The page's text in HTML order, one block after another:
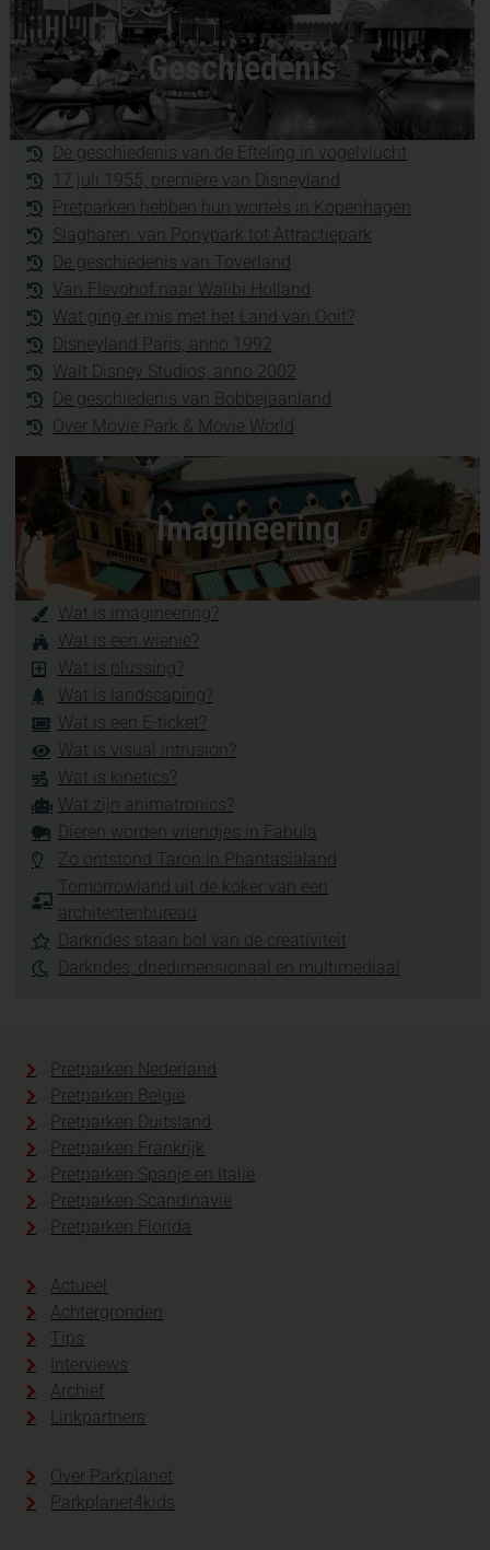
Geschiedenis
De geschiedenis van de Efteling in vogelvlucht
17 juli 1955, première van Disneyland
Pretparken hebben hun wortels in Kopenhagen
Slagharen: van Ponypark tot Attractiepark
De geschiedenis van Toverland
Van Flevohof naar Walibi Holland
Wat ging er mis met het Land van Ooit?
Disneyland Paris, anno 1992
Walt Disney Studios, anno 2002
De geschiedenis van Bobbejaanland
Over Movie Park & Movie World
Imagineering
Wat is imagineering?
Wat is een wienie?
Wat is plussing?
Wat is landscaping?
Wat is een E-ticket?
Wat is visual intrusion?
Wat is kinetics?
Wat zijn animatronics?
Dieren worden vriendjes in Fabula
Zo ontstond Taron in Phantasialand
Tomorrowland uit de koker van een
architectenbureau
Darkrides staan bol van de creativiteit
Darkrides, driedimensionaal en multimediaal
Pretparken Nederland
Pretparken België
Pretparken Duitsland
Pretparken Frankrijk
Pretparken Spanje en Italië
Pretparken Scandinavië
Pretparken Florida
Actueel
Achtergronden
Tips
Interviews
Archief
Linkpartners
Over Parkplanet
Parkplanet4kids